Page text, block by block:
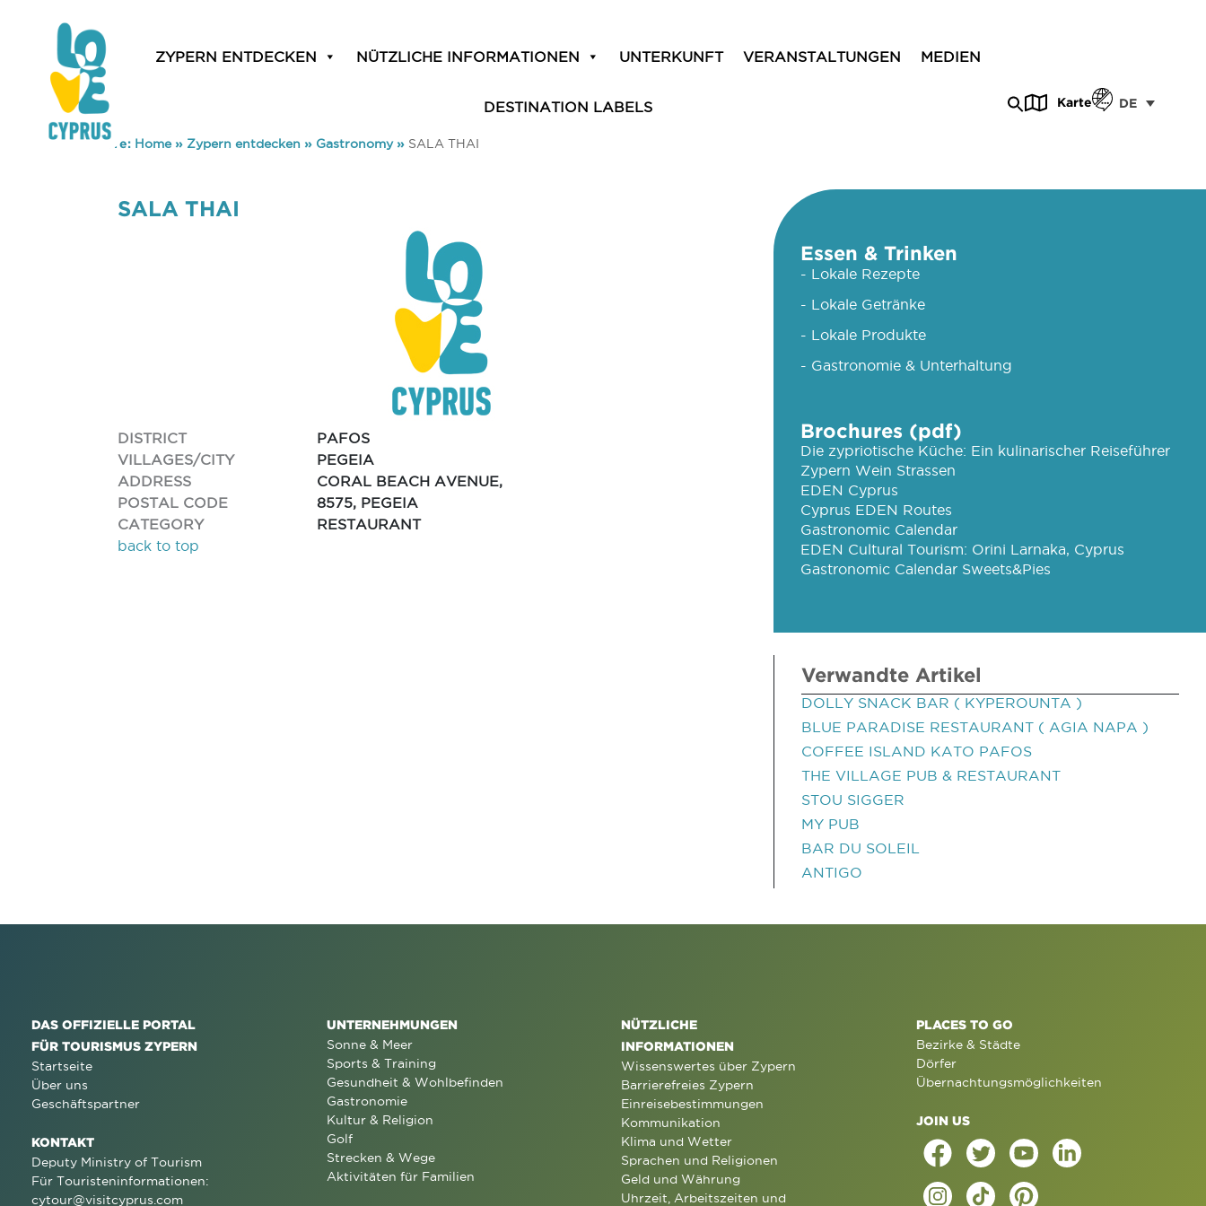
ZYPERN ENTDECKEN NÜTZLICHE INFORMATIONEN UNTERKUNFT VERANSTALTUNGEN MEDIEN
DESTINATION LABELS Karte DE
You are here: Home» Zypern entdecken » Gastronomy» SALA THAI
SALA THAI
DISTRICT
PAFOS
VILLAGES/CITY
PEGEIA
ADDRESS
CORAL BEACH AVENUE,
POSTAL CODE
8575, PEGEIA
CATEGORY
RESTAURANT
back to top
Essen & Trinken
- Lokale Rezepte
- Lokale Getränke
- Lokale Produkte
- Gastronomie & Unterhaltung
Brochures (pdf)
Die zypriotische Küche: Ein kulinarischer Reiseführer
Zypern Wein Strassen
EDEN Cyprus
Cyprus EDEN Routes
Gastronomic Calendar
EDEN Cultural Tourism: Orini Larnaka, Cyprus
Gastronomic Calendar Sweets&Pies
Verwandte Artikel
DOLLY SNACK BAR ( KYPEROUNTA )
BLUE PARADISE RESTAURANT ( AGIA NAPA )
COFFEE ISLAND KATO PAFOS
THE VILLAGE PUB & RESTAURANT
STOU SIGGER
MY PUB
BAR DU SOLEIL
ANTIGO
DAS OFFIZIELLE PORTAL
FÜR TOURISMUS ZYPERN
Startseite
Über uns
Geschäftspartner
KONTAKT
Deputy Ministry of Tourism
Für Touristeninformationen:
cytour@visitcyprus.com
UNTERNEHMUNGEN
Sonne & Meer
Sports & Training
Gesundheit & Wohlbefinden
Gastronomie
Kultur & Religion
Golf
Strecken & Wege
Aktivitäten für Familien
NÜTZLICHE
INFORMATIONEN
Wissenswertes über Zypern
Barrierefreies Zypern
Einreisebestimmungen
Kommunikation
Klima und Wetter
Sprachen und Religionen
Geld und Währung
Uhrzeit, Arbeitszeiten und
PLACES TO GO
Bezirke & Städte
Dörfer
Übernachtungsmöglichkeiten
JOIN US